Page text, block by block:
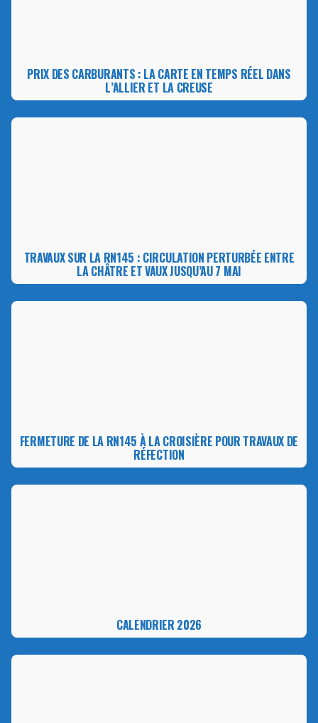
PRIX DES CARBURANTS : LA CARTE EN TEMPS RÉEL DANS
L’ALLIER ET LA CREUSE
TRAVAUX SUR LA RN145 : CIRCULATION PERTURBÉE ENTRE
LA CHÂTRE ET VAUX JUSQU’AU 7 MAI
FERMETURE DE LA RN145 À LA CROISIÈRE POUR TRAVAUX DE
RÉFECTION
CALENDRIER 2026